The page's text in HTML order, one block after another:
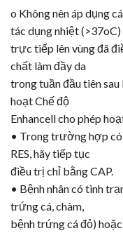
o Không nên áp dụng
tác dụng nhiệt (>37oC)
trực tiếp lên vùng đã
chất làm đầy da
trong tuần đầu tiên
hoạt Chế độ
Enhancell cho phép
• Trong trường hợp
RES, hãy tiếp tục
điều trị chỉ bằng CAP.
• Bệnh nhân có tình
trứng cá, chàm,
bệnh trứng cá đỏ)